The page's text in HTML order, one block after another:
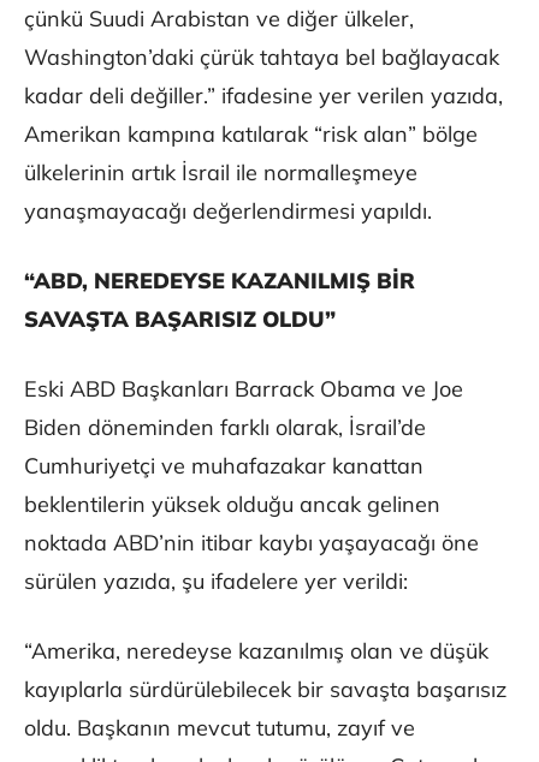
çünkü Suudi Arabistan ve diğer ülkeler,
Washington’daki çürük tahtaya bel bağlayacak
kadar deli değiller.” ifadesine yer verilen yazıda,
Amerikan kampına katılarak “risk alan” bölge
ülkelerinin artık İsrail ile normalleşmeye
yanaşmayacağı değerlendirmesi yapıldı.
“ABD, NEREDEYSE KAZANILMIŞ BİR
SAVAŞTA BAŞARISIZ OLDU”
Eski ABD Başkanları Barrack Obama ve Joe
Biden döneminden farklı olarak, İsrail’de
Cumhuriyetçi ve muhafazakar kanattan
beklentilerin yüksek olduğu ancak gelinen
noktada ABD’nin itibar kaybı yaşayacağı öne
sürülen yazıda, şu ifadelere yer verildi:
“Amerika, neredeyse kazanılmış olan ve düşük
kayıplarla sürdürülebilecek bir savaşta başarısız
oldu. Başkanın mevcut tutumu, zayıf ve